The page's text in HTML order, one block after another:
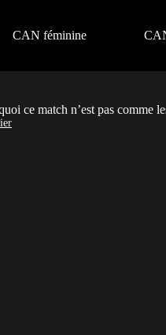
CAN féminine
ce match n’est pas comme